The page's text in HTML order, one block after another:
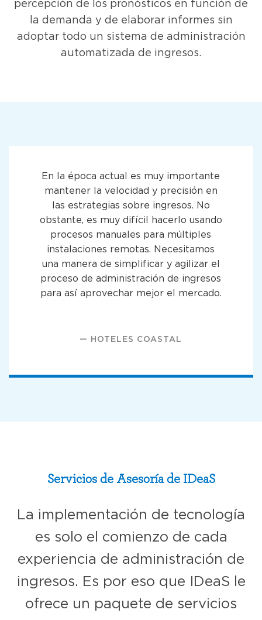
percepción de los pronósticos en función de
la demanda y de elaborar informes sin
adoptar todo un sistema de administración
automatizada de ingresos.
En la época actual es muy importante
mantener la velocidad y precisión en
las estrategias sobre ingresos. No
obstante, es muy difícil hacerlo usando
procesos manuales para múltiples
instalaciones remotas. Necesitamos
una manera de simplificar y agilizar el
proceso de administración de ingresos
para así aprovechar mejor el mercado.
HOTELES COASTAL
Servicios de Asesoría de IDeaS
La implementación de tecnología
es solo el comienzo de cada
experiencia de administración de
ingresos. Es por eso que IDeaS le
ofrece un paquete de servicios